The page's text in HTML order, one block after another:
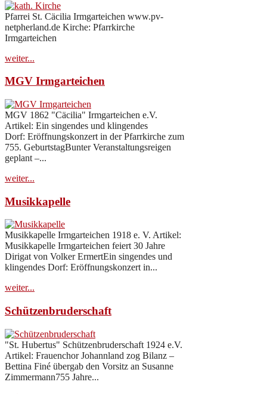
Pfarrei St. Cäcilia Irmgarteichen www.pv-
netpherland.de Kirche: Pfarrkirche
Irmgarteichen
weiter...
MGV Irmgarteichen
MGV 1862 "Cäcilia" Irmgarteichen e.V.
Artikel: Ein singendes und klingendes
Dorf: Eröffnungskonzert in der Pfarrkirche zum
755. GeburtstagBunter Veranstaltungsreigen
geplant –...
weiter...
Musikkapelle
Musikkapelle Irmgarteichen 1918 e. V. Artikel:
Musikkapelle Irmgarteichen feiert 30 Jahre
Dirigat von Volker ErmertEin singendes und
klingendes Dorf: Eröffnungskonzert in...
weiter...
Schützenbruderschaft
"St. Hubertus" Schützenbruderschaft 1924 e.V.
Artikel: Frauenchor Johannland zog Bilanz –
Bettina Finé übergab den Vorsitz an Susanne
Zimmermann755 Jahre...